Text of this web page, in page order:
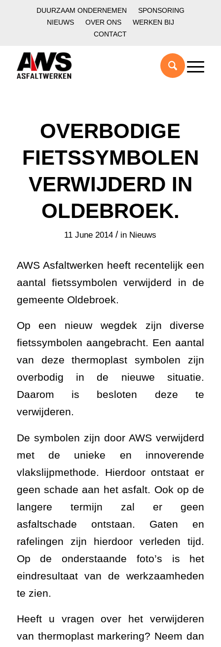
DUURZAAM ONDERNEMEN
SPONSORING
NIEUWS
OVER ONS
WERKEN BIJ
CONTACT
OVERBODIGE
FIETSSYMBOLEN
VERWIJDERD IN
OLDEBROEK.
11 June 2014 / in Nieuws
AWS Asfaltwerken heeft recentelijk een
aantal fietssymbolen verwijderd in de
gemeente Oldebroek.
Op een nieuw wegdek zijn diverse
fietssymbolen aangebracht. Een aantal
van deze thermoplast symbolen zijn
overbodig in de nieuwe situatie.
Daarom is besloten deze te
verwijderen.
De symbolen zijn door AWS verwijderd
met de unieke en innoverende
vlakslijpmethode. Hierdoor ontstaat er
geen schade aan het asfalt. Ook op de
langere termijn zal er geen
asfaltschade ontstaan. Gaten en
rafelingen zijn hierdoor verleden tijd.
Op de onderstaande foto’s is het
eindresultaat van de werkzaamheden
te zien.
Heeft u vragen over het verwijderen
van thermoplast markering? Neem dan